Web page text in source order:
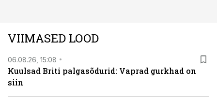
VIIMASED LOOD
06.08.26, 15:08
Kuulsad Briti palgasõdurid: Vaprad gurkhad on
siin